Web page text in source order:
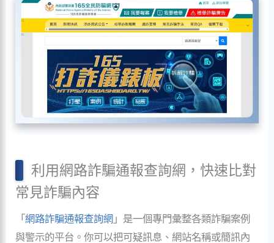
利用網路詐騙通報查詢網，快速比對
常見詐騙內容
「網路詐騙通報查詢網 」是一個專門彙整各類詐騙案例
與警示的平台。你可以把可疑訊息、網站名稱或簡訊內